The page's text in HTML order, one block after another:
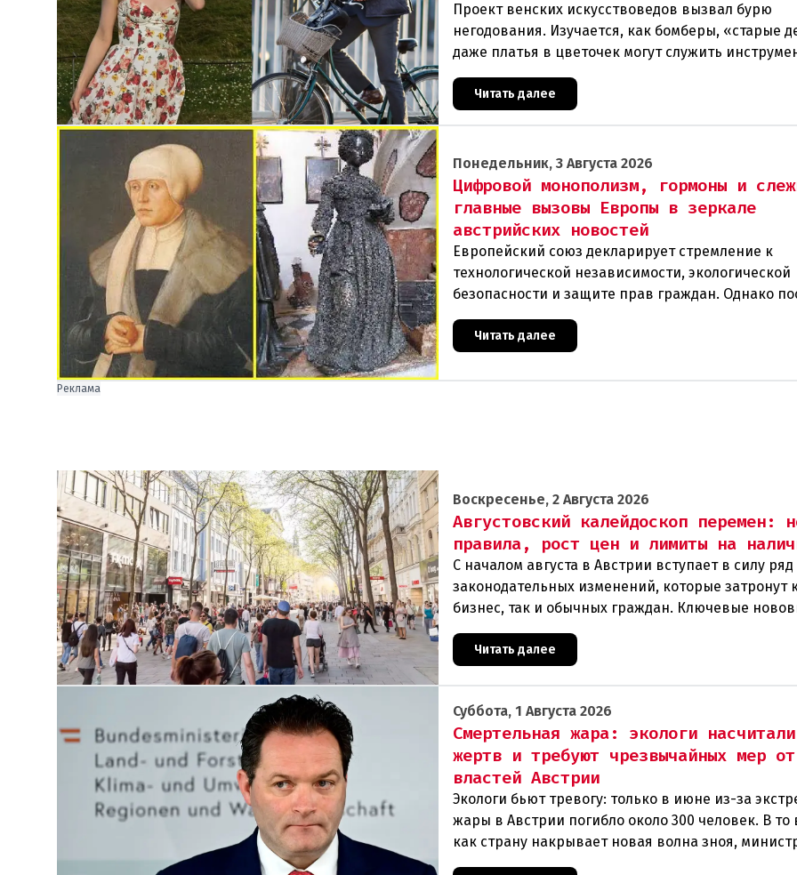
Проект венских искусствоведов вызвал бурю
негодования. Изучается, как бомберы, «старые
даже платья в цветочек могут служить
пропаганды. Оппоненты требуют ответа от
Читать далее
Понедельник, 3 Августа 2026
Цифровой монополизм, гормоны и
главные вызовы Европы в зеркале
австрийских новостей
Европейский союз декларирует стремление к
технологической независимости, экологической
безопасности и защите прав граждан. Однако
события в Австрии и решение Брюсселя
реальная п
Читать далее
Реклама
Воскресенье, 2 Августа 2026
Августовский калейдоскоп перемен:
правила, рост цен и лимиты на
С началом августа в Австрии вступает в силу
законодательных изменений, которые затронут
бизнес, так и обычных граждан. Ключевые
сконцентрированы в строительном секторе и сф
Читать далее
Суббота, 1 Августа 2026
Смертельная жара: экологи
жертв и требуют чрезвычайных мер от
властей Австрии
Экологи бьют тревогу: только в июне из-за
жары в Австрии погибло около 300 человек. В то
как страну накрывает новая волна зноя,
Норберт Тотшниг, по мнению Greenpeac